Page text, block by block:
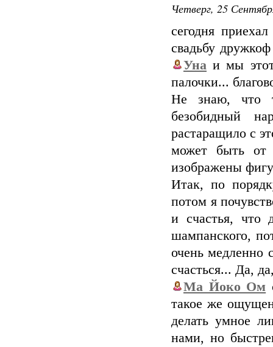
Четверг, 25
сегодня
свадьбу
Уна и мы
палочки...
Не знаю, что
безобидный
растаращило с
может быть от
изображены
Итак, по
потом я
и счастья, что
шампанского,
очень медленно
счасться... Да,
Ма Йоко Ом
такое же
делать умное
нами, но